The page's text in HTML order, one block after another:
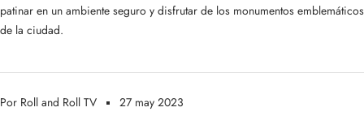
Por Roll and Roll TV 27 may 2023
patinar en un ambiente seguro y disfrutar de los monumentos emblemáticos
de la ciudad.